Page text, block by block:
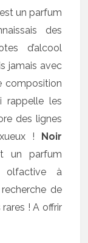
est un parfum
des
d’alcool
jamais avec
composition
rappelle les
des lignes
!
Noir
un parfum
olfactive à
de
! A offrir